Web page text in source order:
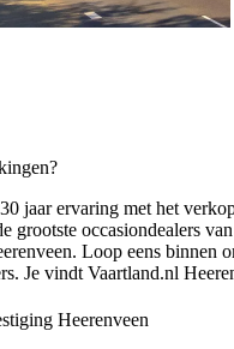
jaar ervaring met het
grootste occasiondealers
Loop eens binnen
Je vindt Vaartland.nl
Heerenveen